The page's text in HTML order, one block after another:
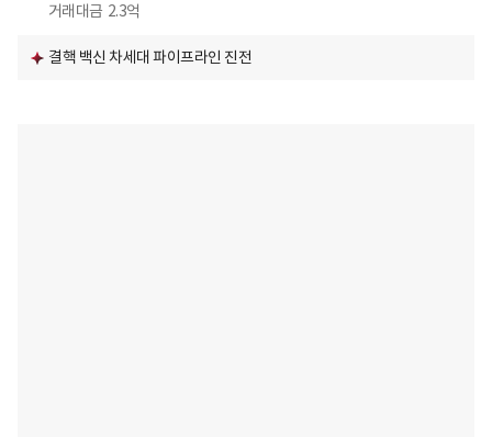
거래대금 2.3억
결핵 백신 차세대 파이프라인 진전